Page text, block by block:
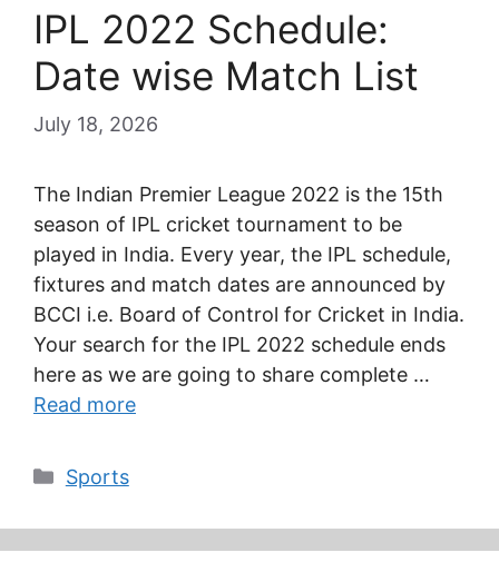
IPL 2022 Schedule:
Date wise Match List
July 18, 2026
The Indian Premier League 2022 is the 15th
season of IPL cricket tournament to be
played in India. Every year, the IPL schedule,
fixtures and match dates are announced by
BCCI i.e. Board of Control for Cricket in India.
Your search for the IPL 2022 schedule ends
here as we are going to share complete …
Read more
Categories
Sports